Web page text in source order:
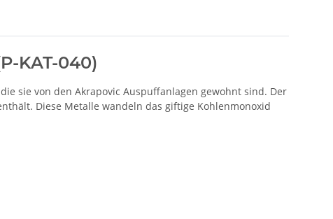
KAT-040)
sie von den Akrapovic Auspuffanlagen gewohnt sind. Der
Diese Metalle wandeln das giftige Kohlenmonoxid